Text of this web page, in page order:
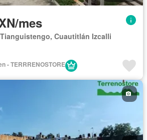
mes
Cuautitlán Izcalli
- TERRRENOSTORE